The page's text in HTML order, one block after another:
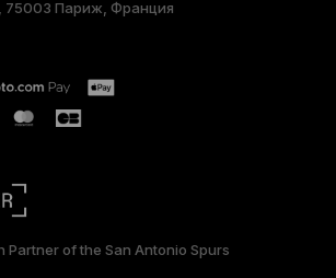
75003 Париж, Франция
Partner of the San Antonio Spurs